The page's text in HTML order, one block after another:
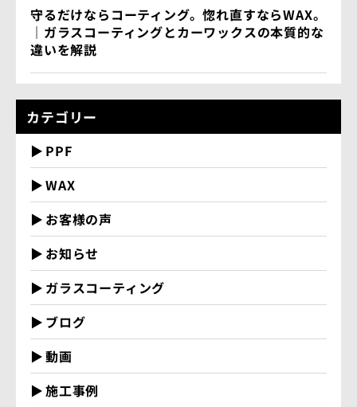
守るだけならコーティング。惚れ直すならWAX。
｜ガラスコーティングとカーワックスの本質的な
違いを解説
カテゴリー
PPF
WAX
お客様の声
お知らせ
ガラスコーティング
ブログ
動画
施工事例